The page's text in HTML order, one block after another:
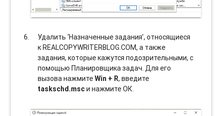
Удалить ‘Назначенные задания’, относящиеся
к REALCOPYWRITERBLOG.COM, а также
задания, которые кажутся подозрительными, с
помощью Планировщика задач. Для его
вызова нажмитеWin + R, введите
taskschd.mscи нажмите ОК.